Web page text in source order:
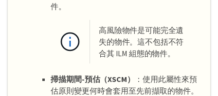
件。
高風險物件是可能完全遺
失的物件。這不包括不符
合其 ILM 組態的物件。
掃描期間-預估（XSCM）
：使用此屬性來預
估原則變更何時會套用至先前擷取的物件。